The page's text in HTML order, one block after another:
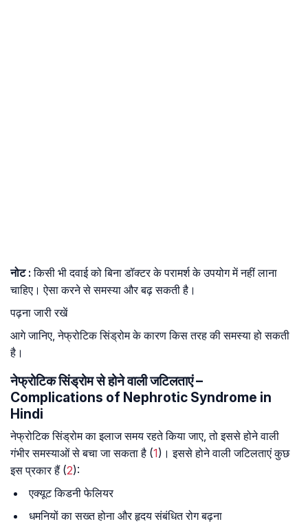
नोट : किसी भी दवाई को बिना डॉक्टर के परामर्श के उपयोग में नहीं लाना
चाहिए। ऐसा करने से समस्या और बढ़ सकती है।
पढ़ना जारी रखें
आगे जानिए, नेफ्रोटिक सिंड्रोम के कारण किस तरह की समस्या हो सकती
है।
नेफ्रोटिक सिंड्रोम से होने वाली जटिलताएं –
Complications of Nephrotic Syndrome in
Hindi
नेफ्रोटिक सिंड्रोम का इलाज समय रहते किया जाए, तो इससे होने वाली
गंभीर समस्याओं से बचा जा सकता है (1)। इससे होने वाली जटिलताएं कुछ
इस प्रकार हैं (2):
एक्यूट किडनी फेलियर
धमनियों का सख्त होना और हृदय संबंधित रोग बढ़ना